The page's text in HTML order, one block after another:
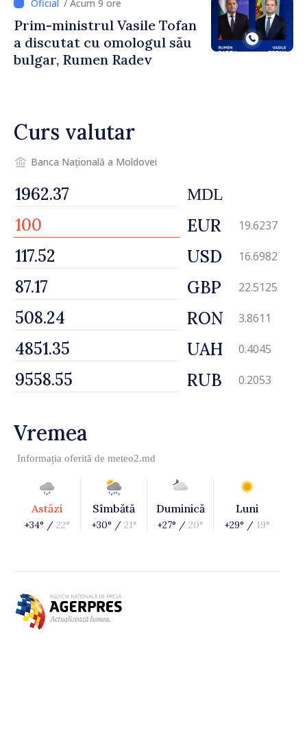
/ Acum 9 ore
Prim-ministrul Vasile Tofan
a discutat cu omologul său
bulgar, Rumen Radev
Curs valutar
Banca Națională a Moldovei
MDL
EUR 19.6237
USD 16.6982
GBP 22.5125
RON 3.8611
UAH 0.4045
RUB 0.2053
Vremea
Informația oferită de meteo2.md
Astăzi
+34° / 22°
Sîmbătă
+30° / 21°
Duminică
+27° / 20°
Luni
+29° / 19°